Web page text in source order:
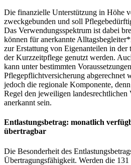
Die finanzielle Unterstützung in Höhe
zweckgebunden und soll
Das Verwendungsspektrum ist dabei
können für anerkannte
zur Erstattung von Eigenanteilen in der
der Kurzzeitpflege genutzt werden.
kann unter bestimmten
Pflegepflichtversicherung abgerechnet
jedoch die regionale Komponente,
Regel den jeweiligen landesrechtlichen
anerkannt sein.
Entlastungsbetrag: monatlich
übertragbar
Die Besonderheit des
Übertragungsfähigkeit. Werden die